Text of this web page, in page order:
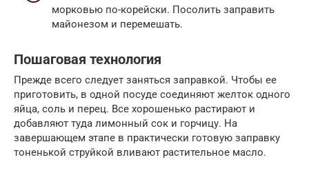
морковью по-корейски. Посолить заправить
майонезом и перемешать.
Пошаговая технология
Прежде всего следует заняться заправкой. Чтобы ее
приготовить, в одной посуде соединяют желток одного
яйца, соль и перец. Все хорошенько растирают и
добавляют туда лимонный сок и горчицу. На
завершающем этапе в практически готовую заправку
тоненькой струйкой вливают растительное масло.